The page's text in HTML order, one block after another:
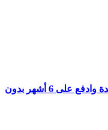
احصل على هواتف Galaxy Z الجديدة وادفع على 6 أشهر بدون